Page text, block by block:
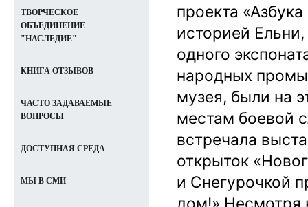
проекта
историей
одного
народных
музея, были на
местам боевой
встречала
открыток
и Снегурочкой
дом!» Несмотря
ТВОРЧЕСКОЕ
ОБЪЕДИНЕНИЕ
"НАСЛЕДИЕ"
КНИГА ОТЗЫВОВ
ЧАСТО ЗАДАВАЕМЫЕ
ВОПРОСЫ
ДОСТУПНАЯ СРЕДА
МЫ В СМИ